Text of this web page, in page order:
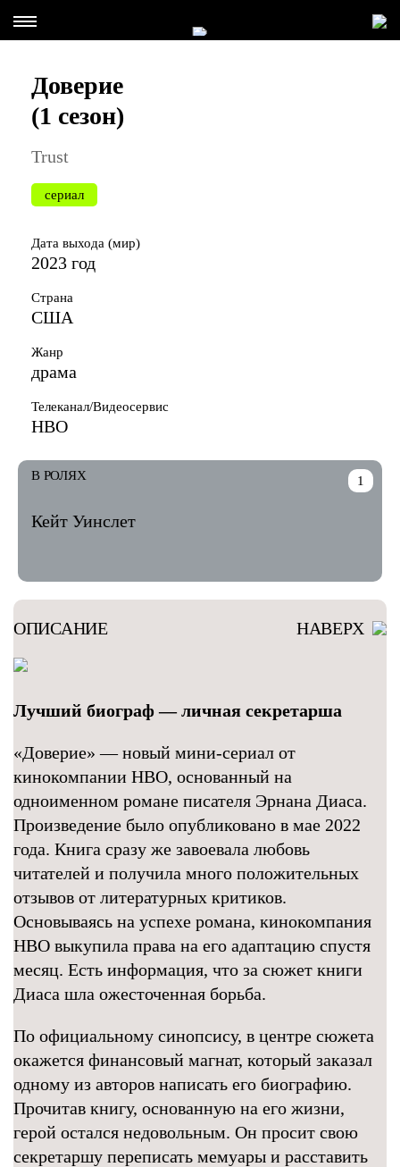
Доверие
(1 сезон)
Trust
сериал
Дата выхода (мир)
2023 год
Страна
США
Жанр
драма
Телеканал/Видеосервис
HBO
1
В РОЛЯХ
Кейт Уинслет
ОПИСАНИЕ НАВЕРХ
Лучший биограф — личная секретарша
«Доверие» — новый мини-сериал от
кинокомпании HBO, основанный на
одноименном романе писателя Эрнана Диаса.
Произведение было опубликовано в мае 2022
года. Книга сразу же завоевала любовь
читателей и получила много положительных
отзывов от литературных критиков.
Основываясь на успехе романа, кинокомпания
HBO выкупила права на его адаптацию спустя
месяц. Есть информация, что за сюжет книги
Диаса шла ожесточенная борьба.
По официальному синопсису, в центре сюжета
окажется финансовый магнат, который заказал
одному из авторов написать его биографию.
Прочитав книгу, основанную на его жизни,
герой остался недовольным. Он просит свою
секретаршу переписать мемуары и расставить